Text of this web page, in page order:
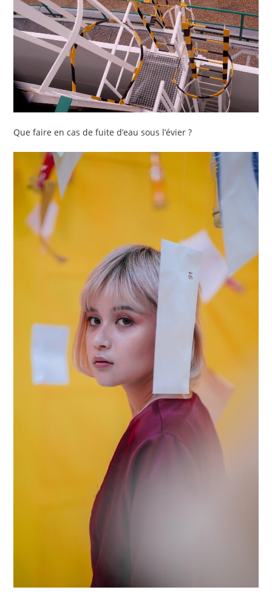
Que faire en cas de fuite d’eau sous l’évier ?